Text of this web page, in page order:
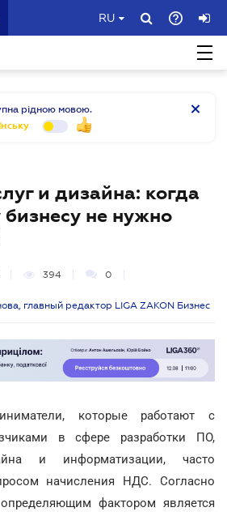
RU
рідною мовою.
и дизайна: когда
не нужно
394 0
главный редактор LIGA ZAKON Бизнес
которые работают с
в сфере разработки ПО,
и информатизации, часто
начисления НДС. Согласно
фактором является